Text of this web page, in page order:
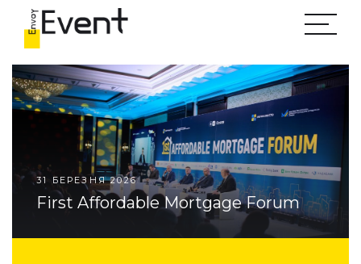
ГОЛОВНА
ПРО НАС
ПОРТФОЛІО
ПОСЛУГИ
БЛОГ
КОНТАКТИ
31 БЕРЕЗНЯ 2026
First Affordable Mortgage Forum